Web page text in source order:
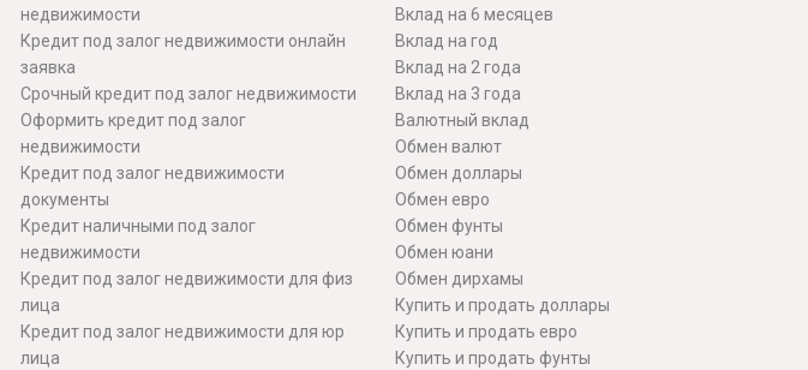
недвижимости
Кредит под залог недвижимости онлайн
заявка
Срочный кредит под залог недвижимости
Оформить кредит под залог
недвижимости
Кредит под залог недвижимости
документы
Кредит наличными под залог
недвижимости
Кредит под залог недвижимости для физ
лица
Кредит под залог недвижимости для юр
лица
Вклад на 6 месяцев
Вклад на год
Вклад на 2 года
Вклад на 3 года
Валютный вклад
Обмен валют
Обмен доллары
Обмен евро
Обмен фунты
Обмен юани
Обмен дирхамы
Купить и продать доллары
Купить и продать евро
Купить и продать фунты